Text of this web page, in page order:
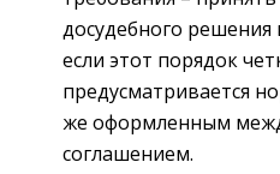
досудебного решения
если этот порядок
предусматривается
же оформленным
соглашением.